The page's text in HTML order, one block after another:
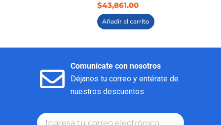
$43,861.00
Añadir al carrito
Comunícate con nosotros
Déjanos tu correo y entérate de
nuestros descuentos